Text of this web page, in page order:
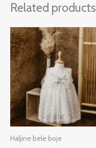
Related products
Haljine bele boje